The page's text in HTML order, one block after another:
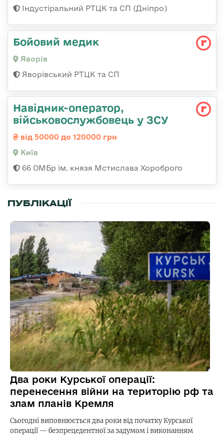
Індустіральний РТЦК та СП (Дніпро)
Бойовий медик
Яворів
Яворівський РТЦК та СП
Навідник-оператор,
військовослужбовець у ЗСУ
від 50000 до 120000 грн
Київ
66 ОМБр ім. князя Мстислава Хороброго
ПУБЛІКАЦІЇ
Два роки Курської операції:
перенесення війни на територію рф та
злам планів Кремля
Сьогодні виповнюється два роки від початку Курської
операції — безпрецедентної за задумом і виконанням